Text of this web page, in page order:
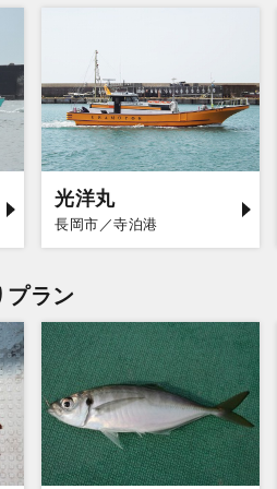
光洋丸
長岡市／寺泊港
プラン